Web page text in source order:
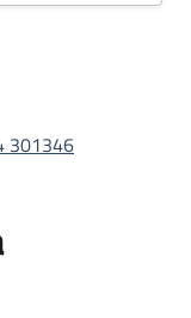
301346